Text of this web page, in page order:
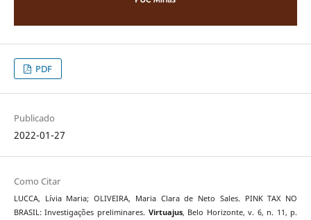
PDF
Publicado
2022-01-27
Como Citar
LUCCA, Lívia Maria; OLIVEIRA, Maria Clara de Neto Sales. PINK TAX NO
BRASIL: Investigações preliminares. Virtuajus, Belo Horizonte, v. 6, n. 11, p.